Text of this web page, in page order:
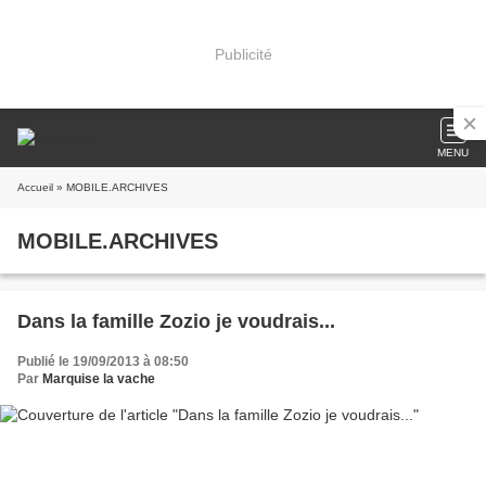
Publicité
MENU
Accueil » MOBILE.ARCHIVES
MOBILE.ARCHIVES
Dans la famille Zozio je voudrais...
Publié le 19/09/2013 à 08:50
Par Marquise la vache